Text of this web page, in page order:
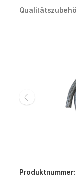
Produktnummer: